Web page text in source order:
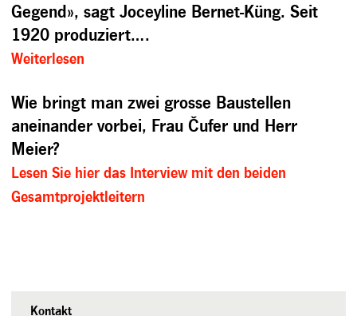
Gegend», sagt Joceyline Bernet-Küng. Seit
1920 produziert….
Weiterlesen
Wie bringt man zwei grosse Baustellen
aneinander vorbei, FrauČufer und Herr
Meier?
Lesen Sie hier das Interview mit den beiden
Gesamtprojektleitern
Kontakt